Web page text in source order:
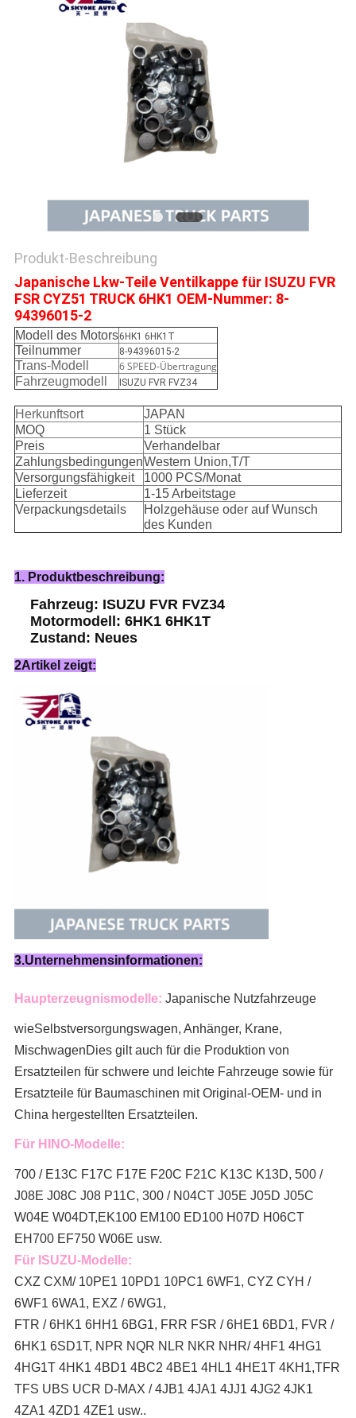
SITEMAP
Produkt-Beschreibung
Japanische Lkw-Teile Ventilkappe für ISUZU FVR
FSR CYZ51 TRUCK 6HK1 OEM-Nummer: 8-
94396015-2
Modell des Motors6HK1 6HK1T
Teilnummer 8-94396015-2
Trans-Modell
6 SPEED-Übertragung
Fahrzeugmodell
ISUZU FVR FVZ34
Herkunftsort
JAPAN
MOQ
1 Stück
Preis
Verhandelbar
ZahlungsbedingungenWestern Union,T/T
Versorgungsfähigkeit
1000 PCS/Monat
Lieferzeit
1-15 Arbeitstage
Verpackungsdetails
Holzgehäuse oder auf Wunsch
des Kunden
1. Produktbeschreibung:
Fahrzeug: ISUZU FVR FVZ34
Motormodell: 6HK1 6HK1T
Zustand: Neues
2Artikel zeigt:
3.Unternehmensinformationen:
Haupterzeugnismodelle: Japanische Nutzfahrzeuge
wieSelbstversorgungswagen, Anhänger, Krane,
MischwagenDies gilt auch für die Produktion von
Ersatzteilen für schwere und leichte Fahrzeuge sowie für
Ersatzteile für Baumaschinen mit Original-OEM- und in
China hergestellten Ersatzteilen.
Für HINO-Modelle:
700 / E13C F17C F17E F20C F21C K13C K13D, 500 /
J08E J08C J08 P11C, 300 / N04CT J05E J05D J05C
W04E W04DT,EK100 EM100 ED100 H07D H06CT
EH700 EF750 W06E usw.
Für ISUZU-Modelle:
CXZ CXM/ 10PE1 10PD1 10PC1 6WF1, CYZ CYH /
6WF1 6WA1, EXZ / 6WG1,
FTR / 6HK1 6HH1 6BG1, FRR FSR / 6HE1 6BD1, FVR /
6HK1 6SD1T, NPR NQR NLR NKR NHR/ 4HF1 4HG1
4HG1T 4HK1 4BD1 4BC2 4BE1 4HL1 4HE1T 4KH1,TFR
TFS UBS UCR D-MAX / 4JB1 4JA1 4JJ1 4JG2 4JK1
4ZA1 4ZD1 4ZE1 usw..